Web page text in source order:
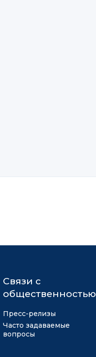
Связи с
общественностью
Пресс-релизы
Часто задаваемые
вопросы